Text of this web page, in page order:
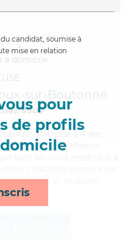
candidat, soumise à
mise en relation
pour
de profils
domicile
sur-Boutonne
Vous
Mathilde a 4 ans
diplôme d'Aide Médico-
activités et mobilité*